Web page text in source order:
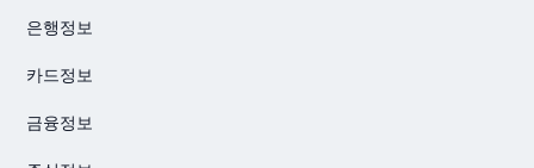
은행정보
카드정보
금융정보